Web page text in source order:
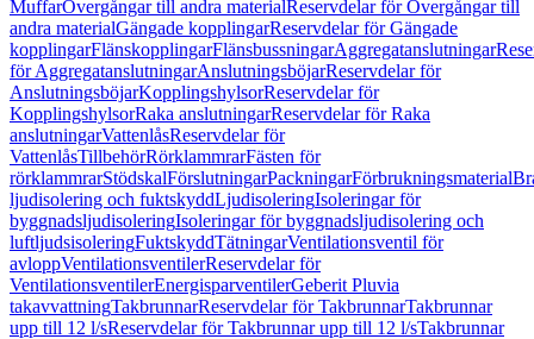
MuffarÖvergångar till andra materialReservdelar för Övergångar till
andra materialGängade kopplingarReservdelar för Gängade
kopplingarFlänskopplingarFlänsbussningarAggregatanslutningar
för AggregatanslutningarAnslutningsböjarReservdelar för
AnslutningsböjarKopplingshylsorReservdelar för
KopplingshylsorRaka anslutningarReservdelar för Raka
anslutningarVattenlåsReservdelar för
VattenlåsTillbehörRörklammrarFästen för
rörklammrarStödskalFörslutningarPackningarFörbrukningsmaterial
ljudisolering och fuktskyddLjudisoleringIsoleringar för
byggnadsljudisoleringIsoleringar för byggnadsljudisolering och
luftljudsisoleringFuktskyddTätningarVentilationsventil för
avloppVentilationsventilerReservdelar för
VentilationsventilerEnergisparventilerGeberit Pluvia
takavvattningTakbrunnarReservdelar för TakbrunnarTakbrunnar
upp till 12 l/sReservdelar för Takbrunnar upp till 12 l/sTakbrunnar